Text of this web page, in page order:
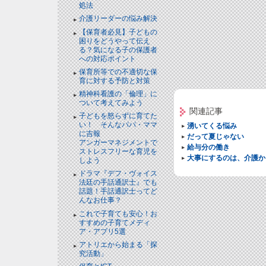
処法
介護リーダーの悩み解決
【保育者必見】子どもの
困りをどうやって伝え
る？気になる子の保護者
への対応ポイント
保育所等での不適切な保
育に対する予防と対策
精神科看護の「倫理」に
ついて考えてみよう
子どもを怒らずに育てた
い！ そんなパパ・ママ
に吉報
アンガーマネジメントで
ストレスフリーな育児を
しよう
ドラマ『デフ・ヴォイス
法廷の手話通訳士』でも
話題！手話通訳士ってど
んなお仕事？
これで子育ても安心！お
すすめの子育てメディ
ア・アプリ5選
アトリエから始まる「探
究活動」
関連記事
湧いてくる悩み
だって夏じゃない
給与分の働き
大事にするのは、介護